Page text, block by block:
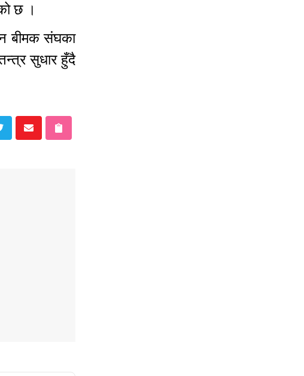
छ ।
बीमक संघका
सुधार हुँदै